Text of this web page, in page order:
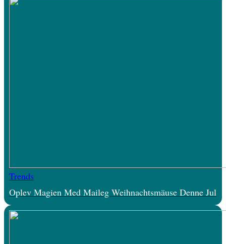
Trends
Oplev Magien Med Maileg Weihnachtsmäuse Denne Jul